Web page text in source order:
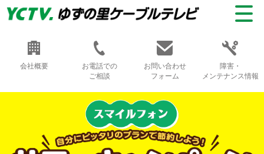
会社概要
お電話での
ご相談
お問い合わせ
フォーム
障害・
メンテナンス情報